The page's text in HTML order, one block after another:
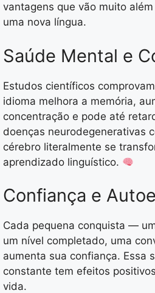
vantagens que vão muito
uma nova língua.
Saúde Mental e
Estudos científicos
idioma melhora a memória,
concentração e pode até
doenças neurodegenerativas
cérebro literalmente se
aprendizado linguístico.
Confiança e
Cada pequena conquista —
um nível completado, uma
aumenta sua confiança. Essa
constante tem efeitos
vida.